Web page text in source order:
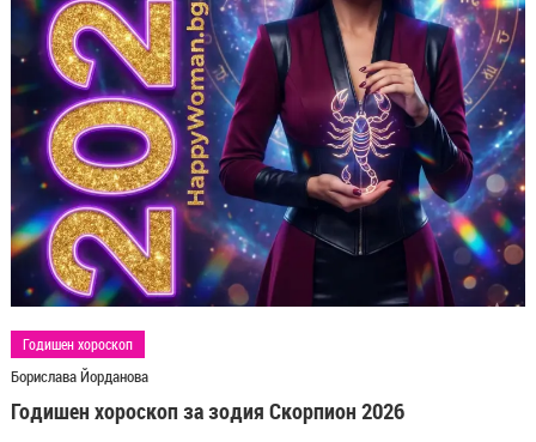
Годишен хороскоп
Борислава Йорданова
Годишен хороскоп за зодия Скорпион 2026